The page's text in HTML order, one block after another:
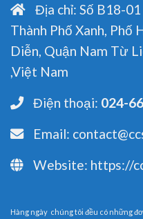
Địa chỉ: Số B18-
Thành Phố Xanh, Phố
Diễn, Quận Nam Từ
,Việt Nam
Điện thoại: 024-
Email:
Website: https://
Hàng ngày chúng tôi đều có những